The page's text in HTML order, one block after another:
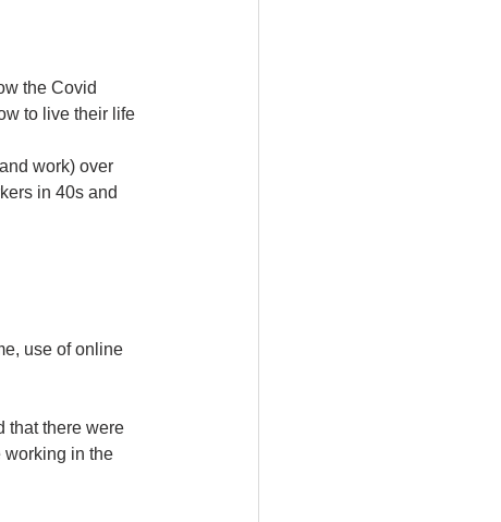
the Covid
to live their life
work) over
in 40s and
use of online
that there were
working in the